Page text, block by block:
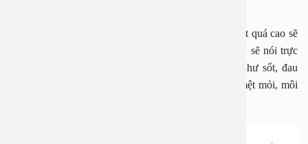
Đối với trẻ nếu bị viêm họng cấp và có hiện tượng sốt quá cao sẽ
gây nên biểu hiện có giật. Đối với những trẻ lớn hơn sẽ nói trực
tiếp với bố mẹ các triệu chứng mà mình gặp phải như sốt, đau
đầu, rát họng và ù tai. Một số trẻ còn có biểu hiện mệt mỏi, môi